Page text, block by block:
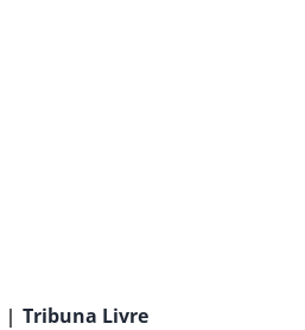
| Tribuna Livre